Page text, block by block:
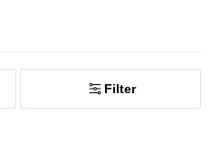
Filter